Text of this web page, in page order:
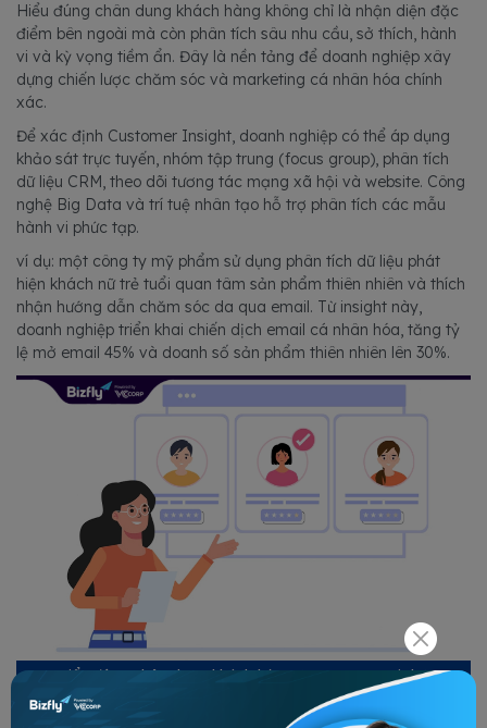
Hiểu đúng chân dung khách hàng không chỉ là nhận diện đặc
điểm bên ngoài mà còn phân tích sâu nhu cầu, sở thích, hành
vi và kỳ vọng tiềm ẩn. Đây là nền tảng để doanh nghiệp xây
dựng chiến lược chăm sóc và marketing cá nhân hóa chính
xác.
Để xác định Customer Insight, doanh nghiệp có thể áp dụng
khảo sát trực tuyến, nhóm tập trung (focus group), phân tích
dữ liệu CRM, theo dõi tương tác mạng xã hội và website. Công
nghệ Big Data và trí tuệ nhân tạo hỗ trợ phân tích các mẫu
hành vi phức tạp.
ví dụ: một công ty mỹ phẩm sử dụng phân tích dữ liệu phát
hiện khách nữ trẻ tuổi quan tâm sản phẩm thiên nhiên và thích
nhận hướng dẫn chăm sóc da qua email. Từ insight này,
doanh nghiệp triển khai chiến dịch email cá nhân hóa, tăng tỷ
lệ mở email 45% và doanh số sản phẩm thiên nhiên lên 30%.
Hiểu đúng chân dung khách hàng (Customer Insight)
Quy trình chăm sóc mạch lạc – chuyên nghiệp